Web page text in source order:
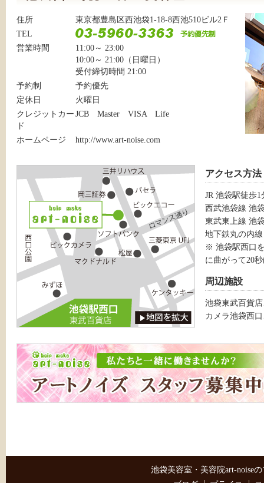
住所
東京都豊島区西池袋1-18-8西池510ビル2Ｆ
TEL
営業時間
11:00～ 23:00
10:00～ 21:00（日曜日）
受付締切時間 21:00
予約制
予約優先
定休日
火曜日
クレジットカー
ド
JCB Master VISA Life
ホームページ http://www.art-noise.com
アクセス方法
JR 池袋駅徒歩1
西武池袋線 池
東武東上線 池
地下鉄丸の内
※ 池袋駅西口
に曲がって20
周辺施設
池袋東武百貨
カメラ池袋西
池袋美容室・美容院art-noise